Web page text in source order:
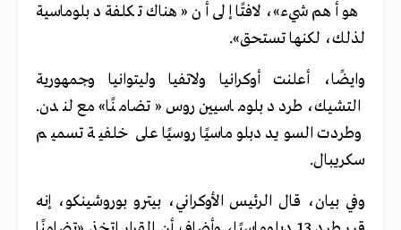
هو أهم شيء»، لافتًا إلى أن «هناك تكلفة دبلوماسية
لذلك، لكنها تستحق».
وايضًا، أعلنت أوكرانيا ولاتفيا وليتوانيا وجمهورية
التشيك، طرد دبلوماسيين روس «تضامنًا» مع لندن.
وطردت السويد دبلوماسيًا روسيًا على خلفية تسميم
سكريبال.
وفي بيان، قال الرئيس الأوكراني، بيترو بوروشينكو، إنه